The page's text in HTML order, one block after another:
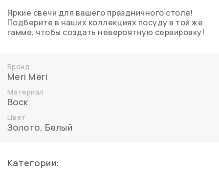
Яркие свечи для вашего праздничного стола!
Подберите в наших коллекциях посуду в той же
гамме, чтобы создать невероятную сервировку!
Бренд
Meri Meri
Материал
Воск
Цвет
Золото, Белый
Категории: